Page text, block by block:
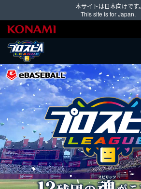
本サイトは日本向けです。
This site is for Japan.